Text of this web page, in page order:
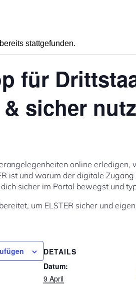
stattgefunden.
für
sicher
online
ist und warum der digitale
sicher im Portal bewegst und
um ELSTER sicher und
DETAILS
Datum:
9 April